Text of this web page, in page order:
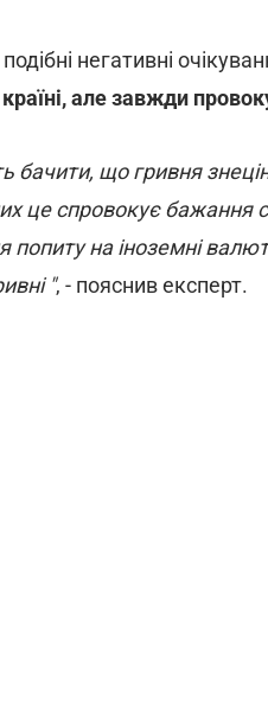
негативні
але завжди
бачити, що гривня
це спровокує бажання
на іноземні
", - пояснив експерт.